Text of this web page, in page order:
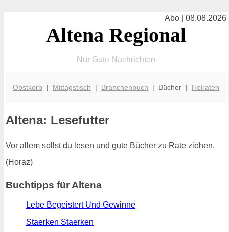
Abo | 08.08.2026
Altena Regional
Nur Gute Nachrichten
Obstkorb | Mittagstisch | Branchenbuch | Bücher | Heiraten
Altena: Lesefutter
Vor allem sollst du lesen und gute Bücher zu Rate ziehen.
(Horaz)
Buchtipps für Altena
Lebe Begeistert Und Gewinne
Staerken Staerken